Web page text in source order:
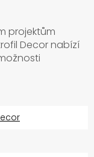
projektům
Decor nabízí